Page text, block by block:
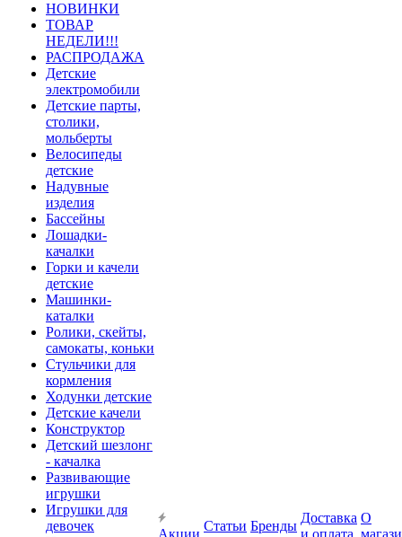
НОВИНКИ
ТОВАР
НЕДЕЛИ!!!
РАСПРОДАЖА
Детские
электромобили
Детские парты,
столики,
мольберты
Велосипеды
детские
Надувные
изделия
Бассейны
Лошадки-
качалки
Горки и качели
детские
Машинки-
каталки
Ролики, скейты,
самокаты, коньки
Стульчики для
кормления
Ходунки детские
Детские качели
Конструктор
Детский шезлонг
- качалка
Развивающие
игрушки
Игрушки для
девочек
Акции
Статьи Бренды
Доставка
и оплата
О